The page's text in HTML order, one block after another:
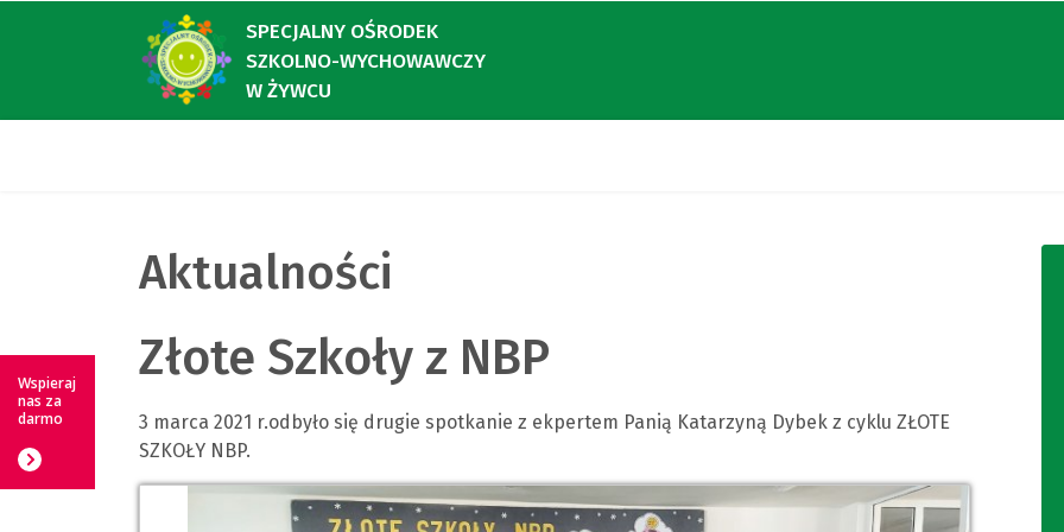
SPECJALNY OŚRODEK
SZKOLNO-WYCHOWAWCZY
W ŻYWCU
Aktualności
Złote Szkoły z NBP
3 marca 2021 r.odbyło się drugie spotkanie z ekpertem Panią Katarzyną Dybek z cyklu ZŁOTE
SZKOŁY NBP.
Wspieraj
nas za
darmo